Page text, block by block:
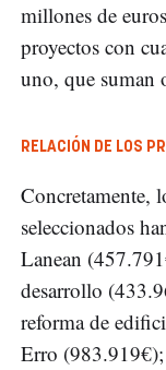
millones de
proyectos con
uno, que suman
RELACIÓN DE LOS
Concretamente,
seleccionados
Lanean
desarrollo
reforma de
Erro